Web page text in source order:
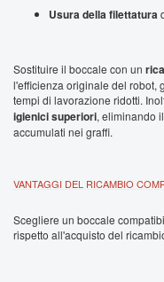
Usura della filettatura
Sostituire il boccale con un
l'efficienza originale del robot,
tempi di lavorazione ridotti.
igienici superiori, eliminando
accumulati nei graffi.
VANTAGGI DEL RICAMBIO
Scegliere un boccale
rispetto all'acquisto del